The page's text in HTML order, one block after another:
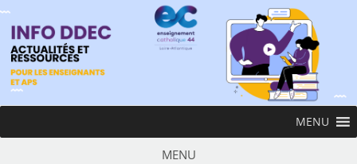
Skip
to
content
InfoDDEC
Ens
MENU
MENU